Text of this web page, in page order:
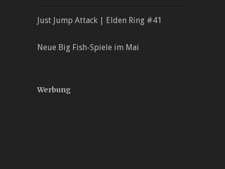
Just Jump Attack | Elden Ring #41
Neue Big Fish-Spiele im Mai
Werbung